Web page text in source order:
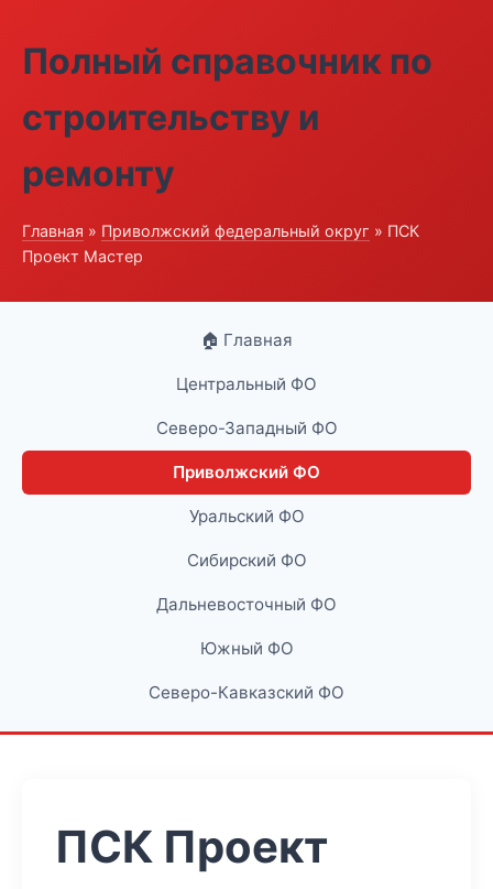
Полный справочник по
строительству и
ремонту
Главная » Приволжский федеральный округ » ПСК
Проект Мастер
🏠 Главная
Центральный ФО
Северо-Западный ФО
Приволжский ФО
Уральский ФО
Сибирский ФО
Дальневосточный ФО
Южный ФО
Северо-Кавказский ФО
ПСК Проект